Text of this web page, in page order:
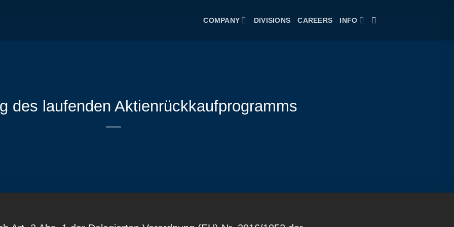
COMPANY DIVISIONS CAREERS INFO
des laufenden Aktienrückkaufprogramms